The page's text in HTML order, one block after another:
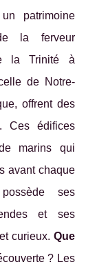
patrimoine
la ferveur
la Trinité à
de Notre-
offrent des
Ces édifices
marins qui
avant chaque
ses
et ses
curieux. Que
? Les